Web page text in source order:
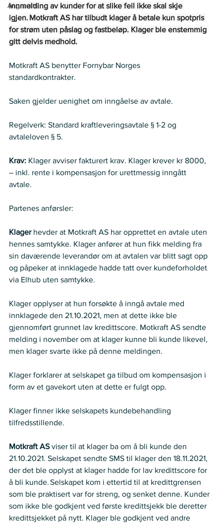
Angrerett
innmelding av kunder for at slike feil ikke skal skje
igjen. Motkraft AS har tilbudt klager å betale kun spotpris
for strøm uten påslag og fastbeløp. Klager ble enstemmig
gitt delvis medhold.
Motkraft AS benytter Fornybar Norges
standardkontrakter.
Saken gjelder uenighet om inngåelse av avtale.
Regelverk: Standard kraftleveringsavtale § 1-2 og
avtaleloven § 5.
Krav: Klager avviser fakturert krav. Klager krever kr 8000,
– inkl. rente i kompensasjon for urettmessig inngått
avtale.
Partenes anførsler:
Klager hevder at Motkraft AS har opprettet en avtale uten
hennes samtykke. Klager anfører at hun fikk melding fra
sin daværende leverandør om at avtalen var blitt sagt opp
og påpeker at innklagede hadde tatt over kundeforholdet
via Elhub uten samtykke.
Klager opplyser at hun forsøkte å inngå avtale med
innklagede den 21.10.2021, men at dette ikke ble
gjennomført grunnet lav kredittscore. Motkraft AS sendte
melding i november om at klager kunne bli kunde likevel,
men klager svarte ikke på denne meldingen.
Klager forklarer at selskapet ga tilbud om kompensasjon i
form av et gavekort uten at dette er fulgt opp.
Klager finner ikke selskapets kundebehandling
tilfredsstillende.
Motkraft AS viser til at klager ba om å bli kunde den
21.10.2021. Selskapet sendte SMS til klager den 18.11.2021,
der det ble opplyst at klager hadde for lav kredittscore for
å bli kunde. Selskapet kom i ettertid til at kredittgrensen
som ble praktisert var for streng, og senket denne. Kunder
som ikke ble godkjent ved første kredittsjekk ble deretter
kredittsjekket på nytt. Klager ble godkjent ved andre